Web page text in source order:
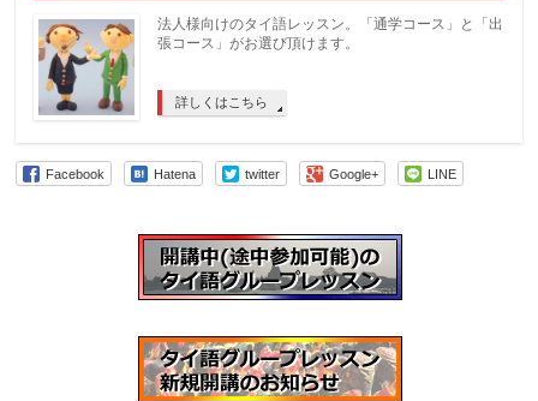
法人様向けのタイ語レッスン。「通学コース」と「出
張コース」がお選び頂けます。
詳しくはこちら
Facebook Hatena twitter Google+ LINE